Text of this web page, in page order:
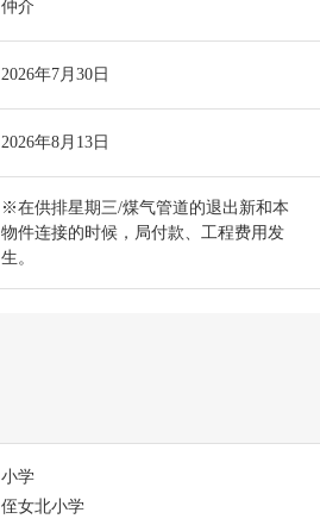
仲介
2026年7月30日
2026年8月13日
※在供排星期三/煤气管道的退出新和本
物件连接的时候，局付款、工程费用发
生。
小学
侄女北小学